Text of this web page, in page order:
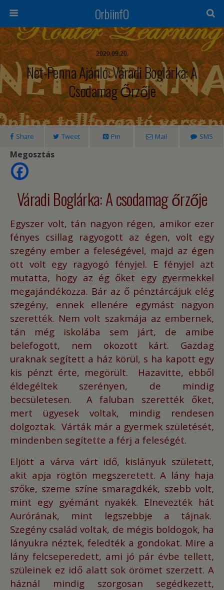
OrbiinfO
2020.09.20.
Net-Penna Ajánló: Váradi Boglárka: A
Csodamag Őrzője
Share Tweet Pin Mail SMS
Megosztás
Váradi Boglárka: A csodamag őrzője
Egyszer volt, tán nagyon régen, amikor ezer
fényes csillag ragyogott az égen, volt egy
szegény ember a feleségével, majd az égen
ott volt egy ragyogó fényjel. E fényjel azt
mutatta, hogy az ég őket egy gyermekkel
megajándékozza. Bár az ő pénztárcájuk elég
szegény, ennek ellenére egymást nagyon
szerették. Nem volt szakmája az embernek,
tán még iskolába sem járt, de amibe
belefogott, nem okozott kárt. Gazdag
uraknak segített a ház körül, s ha kapott egy
kis pénzt érte, megörült. Hazavitte, ebből
éldegéltek szerényen, de mindig
becsületesen. A faluban szerették őket,
mert ügyesek voltak, mindig rendesen
dolgoztak.Várták már a gyermek születését,
mindenben segítette a férj a feleségét.
Eljött a várva várt idő, kislányuk született,
akit apja rögtön megszeretett.A lány haja
szőke, szeme színe smaragdkék, szebb volt,
mint egy gyémánt nyakék. Elnevezték hát
Aurórának, mint legszebbje a tájnak.
Szegény család voltak, de mégis boldogok, ha
lányukra néztek, feledték a gondokat. Mire a
lány felcseperedett, ami jó pár évbe tellett,
szüleinek ez idő alatt sok örömet szerzett. A
háznál mindig szorgosan segédkezett,